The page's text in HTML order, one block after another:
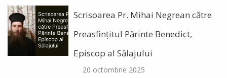
Scrisoarea Pr. Mihai Negrean către
Preasfințitul Părinte Benedict,
Episcop al Sălajului
20 octombrie 2025